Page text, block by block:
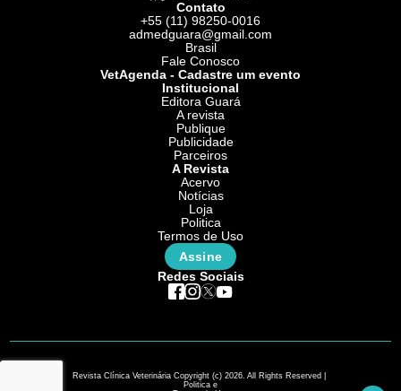
Contato
+55 (11) 98250-0016
admedguara@gmail.com
Brasil
Fale Conosco
VetAgenda - Cadastre um evento
Institucional
Editora Guará
A revista
Publique
Publicidade
Parceiros
A Revista
Acervo
Notícias
Loja
Politica
Termos de Uso
Assine
Redes Sociais
Revista Clínica Veterinária Copyright (c) 2026. All Rights Reserved |
Politica e